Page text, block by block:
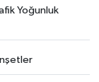
Yoğunluk